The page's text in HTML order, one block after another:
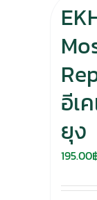
อีเ
ยุง
195.00